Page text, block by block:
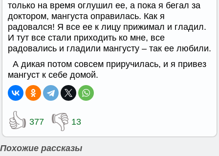
только на время оглушил ее, а пока я бегал за
доктором, мангуста оправилась. Как я
радовался! Я все ее к лицу прижимал и гладил.
И тут все стали приходить ко мне, все
радовались и гладили мангусту – так ее любили.
А дикая потом совсем приручилась, и я привез
мангуст к себе домой.
👍 377 👎 13
Похожие рассказы